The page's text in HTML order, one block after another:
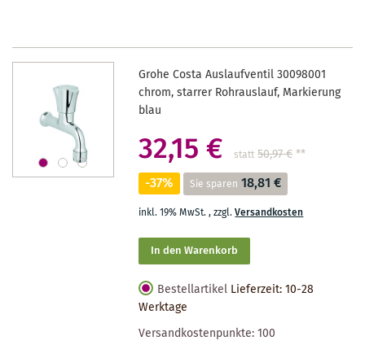
Grohe Costa Auslaufventil 30098001
chrom, starrer Rohrauslauf, Markierung
blau
32,15 € statt 50,97 €**
-37% Sie sparen 18,81 €
inkl. 19% MwSt.,zzgl.Versandkosten
In den Warenkorb
Bestellartikel Lieferzeit: 10-28
Werktage
Versandkostenpunkte:100